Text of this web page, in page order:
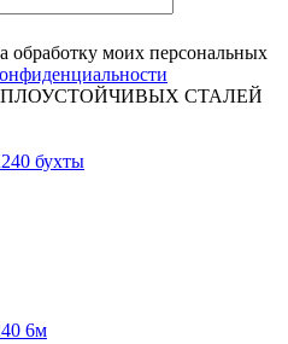
обработку моих персональных
СТАЛЕЙ
бухты
6м